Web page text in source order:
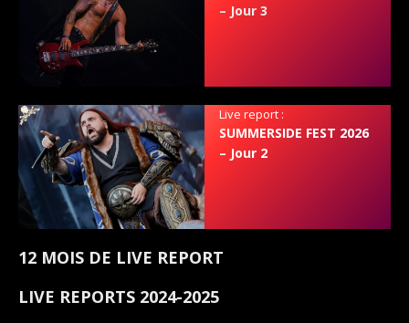
– Jour 3
Live report :
SUMMERSIDE FEST 2026
– Jour 2
12 MOIS DE LIVE REPORT
LIVE REPORTS 2024-2025